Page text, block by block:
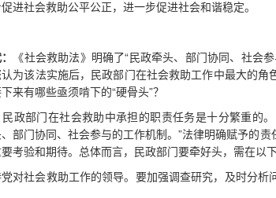
进社会救助公平公正，进一步促进社会和谐稳定。
《社会救助法》明确了“民政牵头、部门协同、社会
为该法实施后，民政部门在社会救助工作中最大的
来有哪些亟须啃下的“硬骨头”？
民政部门在社会救助中承担的职责任务是十分繁重的
部门协同、社会参与的工作机制。”法律明确赋予的
考验和期待。总体而言，民政部门要牵好头，需在以
对社会救助工作的领导。要加强调查研究，及时分